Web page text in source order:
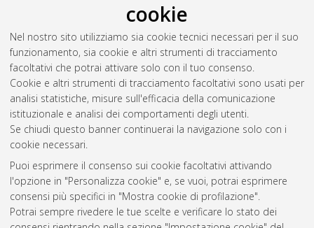
cookie
Nel nostro sito utilizziamo sia cookie tecnici necessari per il suo
funzionamento, sia cookie e altri strumenti di tracciamento
facoltativi che potrai attivare solo con il tuo consenso.
Cookie e altri strumenti di tracciamento facoltativi sono usati per
analisi statistiche, misure sull'efficacia della comunicazione
istituzionale e analisi dei comportamenti degli utenti.
Se chiudi questo banner continuerai la navigazione solo con i
cookie necessari.
Puoi esprimere il consenso sui cookie facoltativi attivando
l'opzione in "Personalizza cookie" e, se vuoi, potrai esprimere
consensi più specifici in "Mostra cookie di profilazione".
Potrai sempre rivedere le tue scelte e verificare lo stato dei
2011(4)
2010(7)
2009 (2)
2008(2)
2007(1)
Atom
Rss 1.0
Rss 2.0